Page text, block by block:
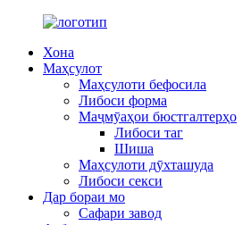
Хона
Маҳсулот
Маҳсулоти бефосила
Либоси форма
Маҷмӯаҳои бюстгалтерҳо
Либоси таг
Шиша
Маҳсулоти дӯхташуда
Либоси секси
Дар бораи мо
Сафари завод